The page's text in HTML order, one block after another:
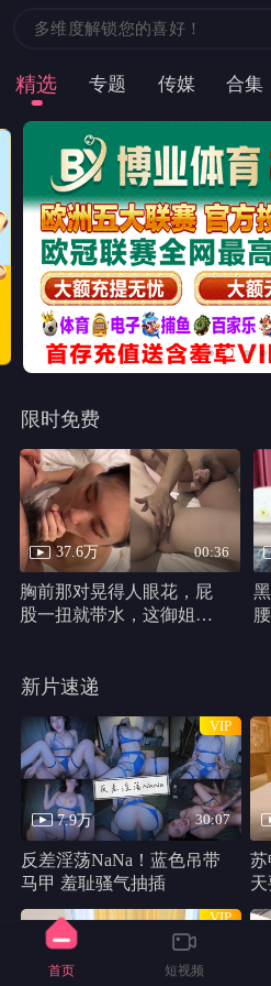
精选 专题 传媒 合集
限时免费
37.6万 00:36
胸前那对晃得人眼花，屁
股一扭就带水，这御姐身
新片速递
7.9万 30:07
VIP
反差淫荡NaNa！蓝色吊带
马甲 羞耻骚气抽插
苏
VIP
首页 短视频